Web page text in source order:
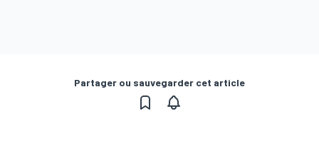
Partager ou sauvegarder cet article